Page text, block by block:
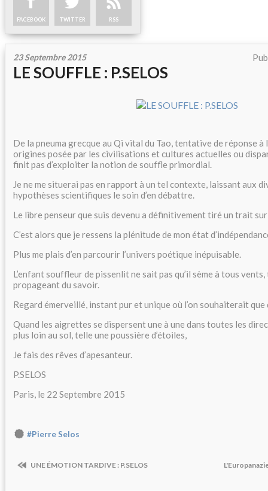
FACEBOOK TWITTER RSS
23 Septembre 2015
LE SOUFFLE : P.SELOS
De la pneuma grecque au Qi vital du Tao, tentative de réponse
origines posée par les civilisations et cultures actuelles ou
finit pas d’exploiter la notion de souffle primordial.
Je ne me situerai pas en rapport à un tel contexte, laissant aux
hypothèses scientifiques le soin d’en débattre.
Le libre penseur que suis devenu a définitivement tiré un trait
C’est alors que je ressens la plénitude de mon état
Plus me plais d’en parcourir l’univers poétique inépuisable.
L’enfant souffleur de pissenlit ne sait pas qu’il sème à tous
propageant du savoir.
Regard émerveillé, instant pur et unique où l’on souhaiterait que
Quand les aigrettes se dispersent une à une dans toutes les
plus loin au sol, telle une poussière d’étoiles,
Je fais des rêves d’apesanteur.
P.SELOS
Paris, le 22 Septembre 2015
#Pierre Selos
UNE ÉMOTION TARDIVE : P.SELOS